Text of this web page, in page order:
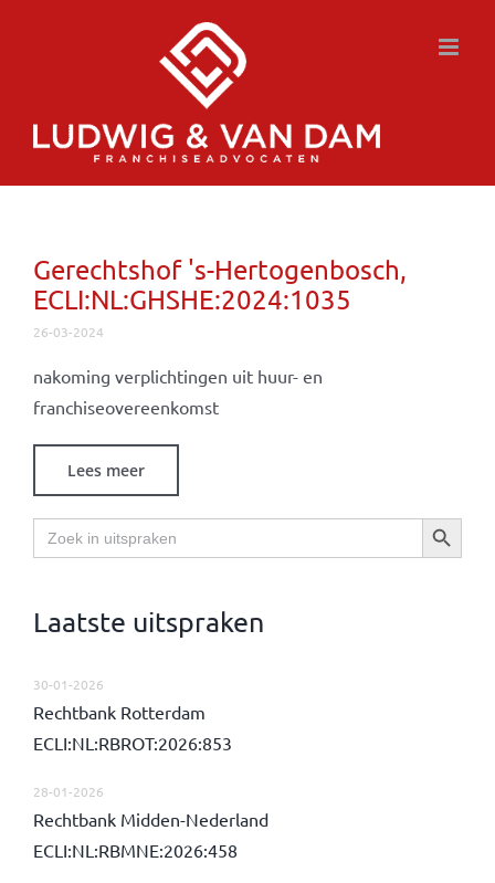
Gerechtshof 's-Hertogenbosch,
ECLI:NL:GHSHE:2024:1035
26-03-2024
nakoming verplichtingen uit huur- en
franchiseovereenkomst
Lees meer
Zoek
naar:
Zoekknop
Laatste uitspraken
30-01-2026
Rechtbank Rotterdam
ECLI:NL:RBROT:2026:853
28-01-2026
Rechtbank Midden-Nederland
ECLI:NL:RBMNE:2026:458